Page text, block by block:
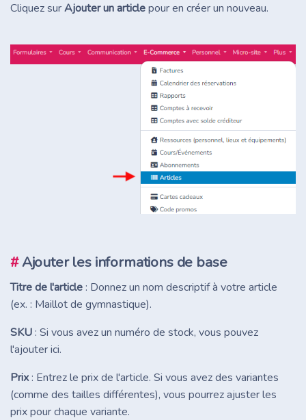
Cliquez surAjouter un articlepour en créer un nouveau.
#Ajouter les informations de base
Titre de l'article : Donnez un nom descriptif à votre article
(ex. : Maillot de gymnastique).
SKU : Si vous avez un numéro de stock, vous pouvez
l'ajouter ici.
Prix: Entrez le prix de l'article. Si vous avez des variantes
(comme des tailles différentes), vous pourrez ajuster les
prix pour chaque variante.